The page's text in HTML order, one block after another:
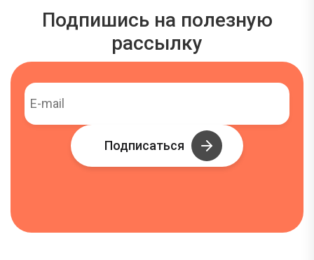
Подпишись на полезную
рассылку
Подписаться